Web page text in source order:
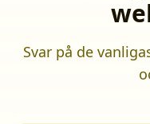
Svar på de